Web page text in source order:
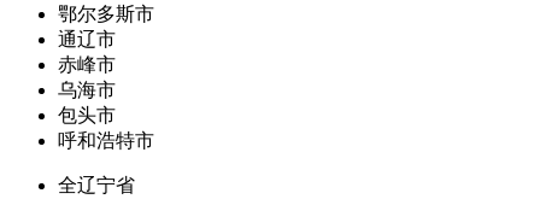
鄂尔多斯市
通辽市
赤峰市
乌海市
包头市
呼和浩特市
全辽宁省